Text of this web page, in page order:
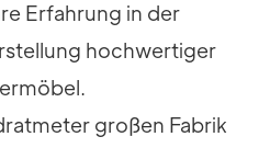
Erfahrung in der
hochwertiger
großen Fabrik